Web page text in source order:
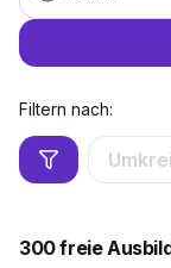
Filtern nach:
300freie